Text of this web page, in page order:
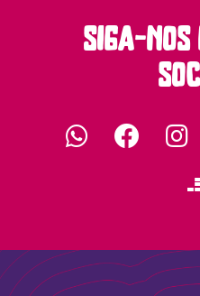
siga-nos